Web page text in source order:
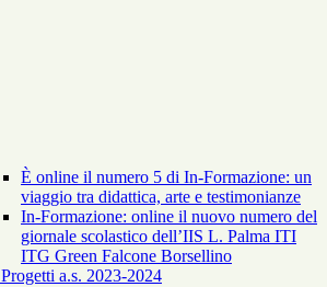
È online il numero 5 di In-Formazione: un
viaggio tra didattica, arte e testimonianze
In-Formazione: online il nuovo numero del
giornale scolastico dell’IIS L. Palma ITI
ITG Green Falcone Borsellino
a.s. 2023-2024